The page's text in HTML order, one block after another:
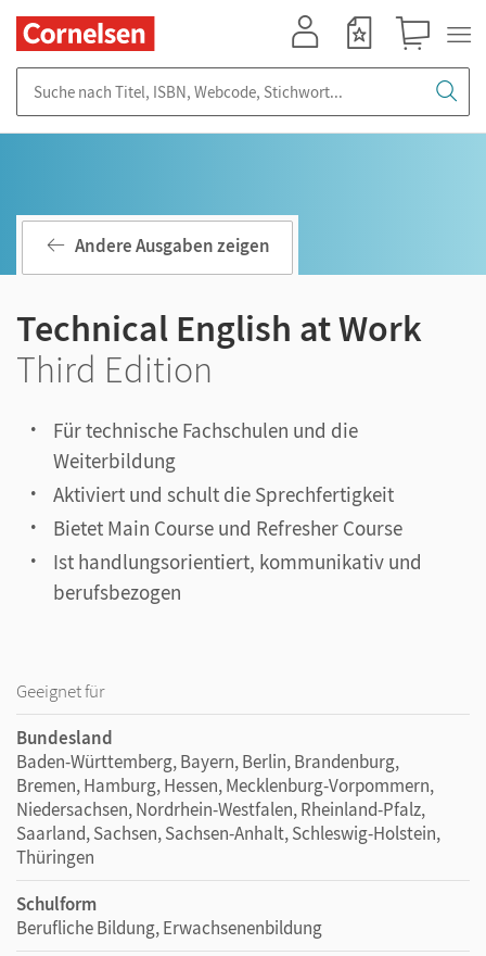
Andere Ausgaben zeigen
Technical English at Work
Third Edition
Für technische Fachschulen und die
Weiterbildung
Aktiviert und schult die Sprechfertigkeit
Bietet Main Course und Refresher Course
Ist handlungsorientiert, kommunikativ und
berufsbezogen
Geeignet für
Bundesland
Baden-Württemberg, Bayern, Berlin, Brandenburg,
Bremen, Hamburg, Hessen, Mecklenburg-Vorpommern,
Niedersachsen, Nordrhein-Westfalen, Rheinland-Pfalz,
Saarland, Sachsen, Sachsen-Anhalt, Schleswig-Holstein,
Thüringen
Schulform
Berufliche Bildung, Erwachsenenbildung